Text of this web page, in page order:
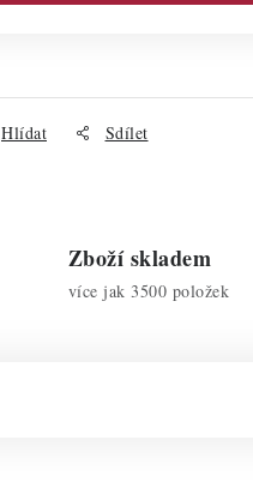
Hlídat Sdílet
Zboží skladem
více jak 3500 položek